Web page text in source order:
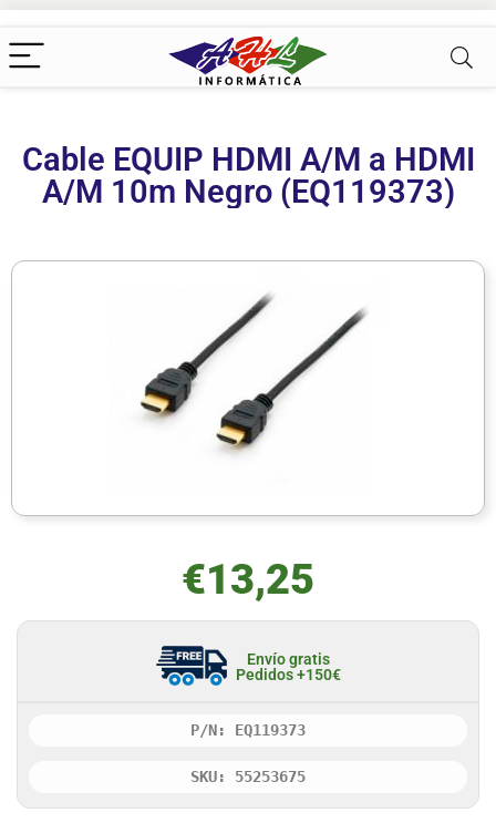
Cable EQUIP HDMI A/M a HDMI
A/M 10m Negro (EQ119373)
€13,25
Envío gratis
Pedidos +150€
P/N: EQ119373
SKU: 55253675